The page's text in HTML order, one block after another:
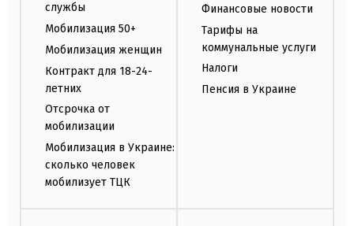
службы
Мобилизация 50+
Мобилизация женщин
Контракт для 18-24-
летних
Отсрочка от
мобилизации
Мобилизация в Украине:
сколько человек
мобилизует ТЦК
Финансовые новости
Тарифы на
коммунальные услуги
Налоги
Пенсия в Украине